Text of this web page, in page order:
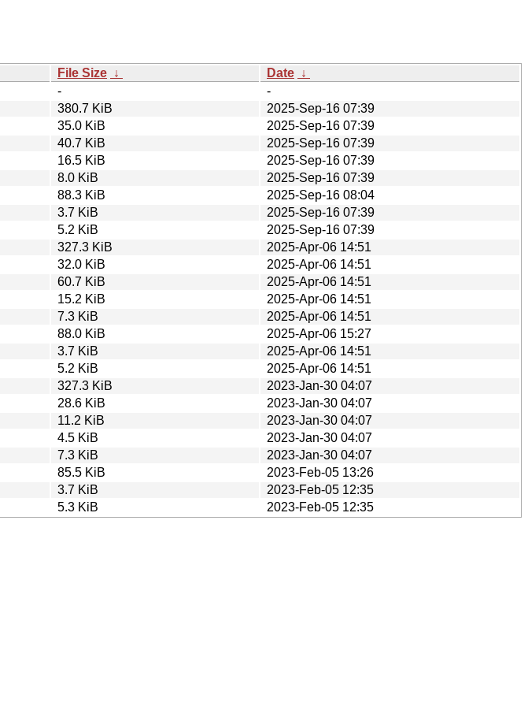
File Size ↓ Date ↓
-
-
380.7 KiB
2025-Sep-16 07:39
35.0 KiB
2025-Sep-16 07:39
40.7 KiB
2025-Sep-16 07:39
16.5 KiB
2025-Sep-16 07:39
8.0 KiB
2025-Sep-16 07:39
88.3 KiB
2025-Sep-16 08:04
3.7 KiB
2025-Sep-16 07:39
5.2 KiB
2025-Sep-16 07:39
327.3 KiB
2025-Apr-06 14:51
32.0 KiB
2025-Apr-06 14:51
60.7 KiB
2025-Apr-06 14:51
15.2 KiB
2025-Apr-06 14:51
7.3 KiB
2025-Apr-06 14:51
88.0 KiB
2025-Apr-06 15:27
3.7 KiB
2025-Apr-06 14:51
5.2 KiB
2025-Apr-06 14:51
327.3 KiB
2023-Jan-30 04:07
28.6 KiB
2023-Jan-30 04:07
11.2 KiB
2023-Jan-30 04:07
4.5 KiB
2023-Jan-30 04:07
7.3 KiB
2023-Jan-30 04:07
85.5 KiB
2023-Feb-05 13:26
3.7 KiB
2023-Feb-05 12:35
5.3 KiB 2023-Feb-05 12:35